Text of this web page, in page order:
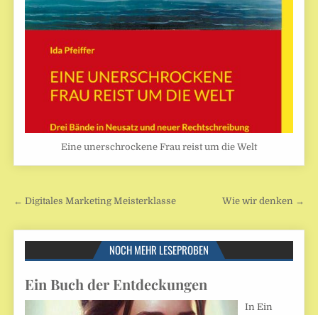
Eine unerschrockene Frau reist um die Welt
Beitragsnavigation
← Digitales Marketing Meisterklasse Wie wir denken →
NOCH MEHR LESEPROBEN
Ein Buch der Entdeckungen
In Ein